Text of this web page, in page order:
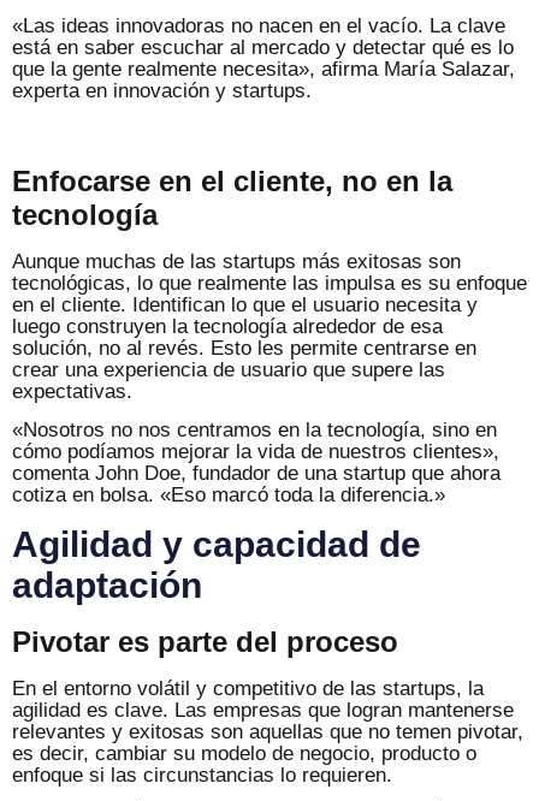
«Las ideas innovadoras no nacen en el vacío. La clave
está en saber escuchar al mercado y detectar qué es lo
que la gente realmente necesita», afirma María Salazar,
experta en innovación y startups.
Enfocarse en el cliente, no en la
tecnología
Aunque muchas de las startups más exitosas son
tecnológicas, lo que realmente las impulsa es su enfoque
en el cliente. Identifican lo que el usuario necesita y
luego construyen la tecnología alrededor de esa
solución, no al revés. Esto les permite centrarse en
crear una experiencia de usuario que supere las
expectativas.
«Nosotros no nos centramos en la tecnología, sino en
cómo podíamos mejorar la vida de nuestros clientes»,
comenta John Doe, fundador de una startup que ahora
cotiza en bolsa. «Eso marcó toda la diferencia.»
Agilidad y capacidad de
adaptación
Pivotar es parte del proceso
En el entorno volátil y competitivo de las startups, la
agilidad es clave. Las empresas que logran mantenerse
relevantes y exitosas son aquellas que no temen pivotar,
es decir, cambiar su modelo de negocio, producto o
enfoque si las circunstancias lo requieren.